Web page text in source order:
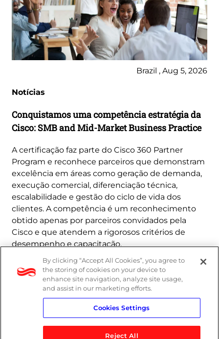
Brazil , Aug 5, 2026
Notícias
Conquistamos uma competência estratégia da
Cisco: SMB and Mid-Market Business Practice
A certificação faz parte do Cisco 360 Partner
Program e reconhece parceiros que demonstram
excelência em áreas como geração de demanda,
execução comercial, diferenciação técnica,
escalabilidade e gestão do ciclo de vida dos
clientes. A competência é um reconhecimento
obtido apenas por parceiros convidados pela
Cisco e que atendem a rigorosos critérios de
desempenho e capacitação.
Saiba mais
By clicking “Accept All Cookies”, you agree to
the storing of cookies on your device to
enhance site navigation, analyze site usage,
and assist in our marketing efforts.
Cookies Settings
Reject All